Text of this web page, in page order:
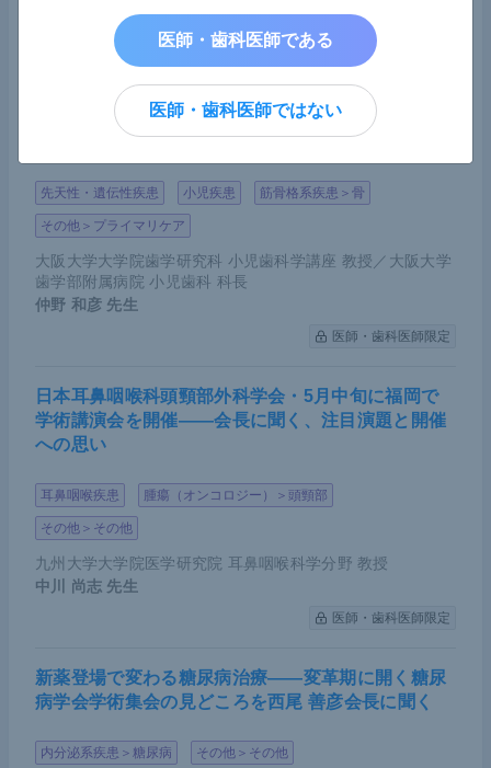
医師・歯科医師限定
乳歯早期脱落の陰に低ホスファターゼ症の可能性―
―「遭遇した歯科医は小児歯科専門医と連携を」早
期発見に向け呼びかけ
先天性・遺伝性疾患 小児疾患 筋骨格系疾患＞骨
その他＞プライマリケア
大阪大学大学院歯学研究科 小児歯科学講座 教授／大阪大学
歯学部附属病院 小児歯科 科長
仲野 和彦 先生
医師・歯科医師限定
日本耳鼻咽喉科頭頸部外科学会・5月中旬に福岡で
学術講演会を開催――会長に聞く、注目演題と開催
への思い
耳鼻咽喉疾患 腫瘍（オンコロジー）＞頭頸部
その他＞その他
九州大学大学院医学研究院 耳鼻咽喉科学分野 教授
中川 尚志 先生
医師・歯科医師限定
新薬登場で変わる糖尿病治療――変革期に開く糖尿
病学会学術集会の見どころを西尾 善彦会長に聞く
内分泌系疾患＞糖尿病 その他＞その他
医師・歯科医師ではない
医師・歯科医師である